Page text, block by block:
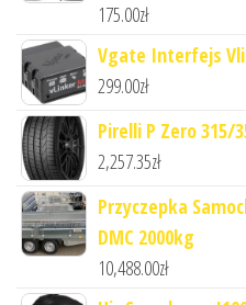
175.00zł
Vgate Interfejs
299.00zł
Pirelli P Zero 315/
2,257.35zł
Przyczepka
DMC 2000kg
10,488.00zł